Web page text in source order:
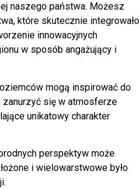
naszego państwa. Możesz
które skutecznie integrowało
innowacyjnych
w sposób angażujący i
mogą inspirować do
się w atmosferze
unikatowy charakter
perspektyw może
i wielowarstwowe było